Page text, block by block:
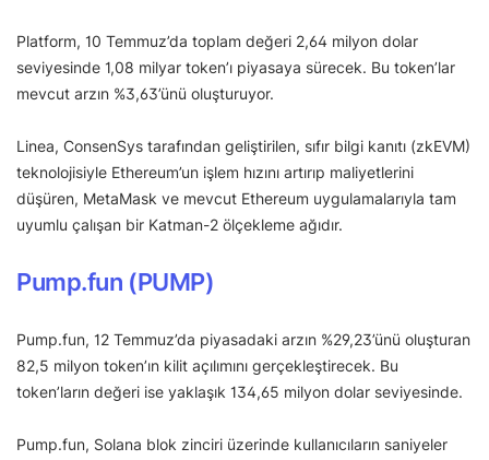
Platform, 10 Temmuz’da toplam değeri 2,64 milyon dolar
seviyesinde 1,08 milyar token’ı piyasaya sürecek. Bu token’lar
mevcut arzın %3,63’ünü oluşturuyor.
Linea, ConsenSys tarafından geliştirilen, sıfır bilgi kanıtı (zkEVM)
teknolojisiyle Ethereum’un işlem hızını artırıp maliyetlerini
düşüren, MetaMask ve mevcut Ethereum uygulamalarıyla tam
uyumlu çalışan bir Katman-2 ölçekleme ağıdır.
Pump.fun (PUMP)
Pump.fun, 12 Temmuz’da piyasadaki arzın %29,23’ünü oluşturan
82,5 milyon token’ın kilit açılımını gerçekleştirecek. Bu
token’ların değeri ise yaklaşık 134,65 milyon dolar seviyesinde.
Pump.fun, Solana blok zinciri üzerinde kullanıcıların saniyeler